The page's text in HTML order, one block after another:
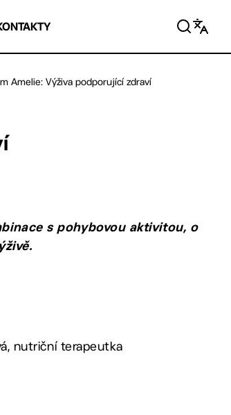
Amelie: Výživa podporující zdraví
s pohybovou aktivitou, o
nutriční terapeutka